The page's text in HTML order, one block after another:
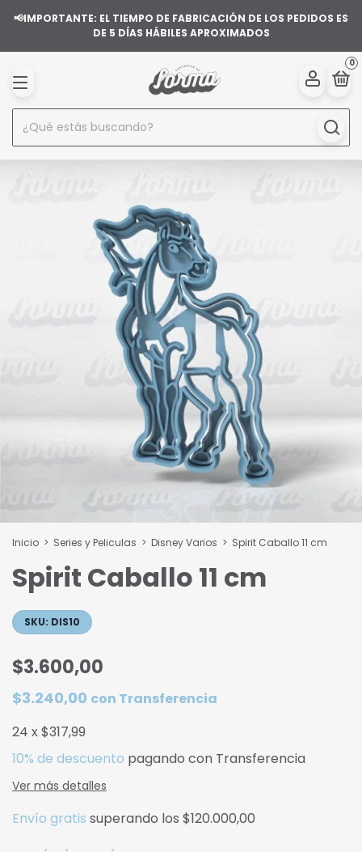
📢IMPORTANTE: EL TIEMPO DE FABRICACIÓN DE LOS PEDIDOS ES
DE 5 DÍAS HÁBILES APROXIMADOS
0
Inicio > Series y Peliculas > Disney Varios > Spirit Caballo 11 cm
Spirit Caballo 11 cm
SKU: DIS10
$3.600,00
$3.240,00 con Transferencia
24 x$317,99
10% de descuento pagando con Transferencia
Ver más detalles
Envío gratis superando los $120.000,00